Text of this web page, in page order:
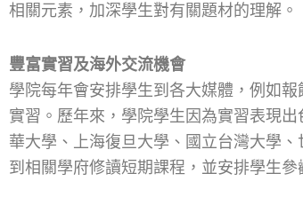
相關元素，加深學生對有關題材的理解。
豐富實習及海外交流機會
學院每年會安排學生到各大媒體，例如
實習。歷年來，學院學生因為實習表現
華大學、上海復旦大學、國立台灣大學
到相關學府修讀短期課程，並安排學生參